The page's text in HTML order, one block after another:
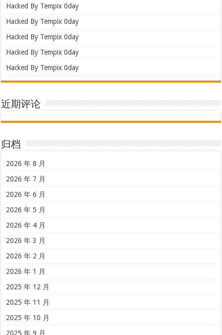
Hacked By Tempix 0day
Hacked By Tempix 0day
Hacked By Tempix 0day
Hacked By Tempix 0day
Hacked By Tempix 0day
近期评论
归档
2026 年 8 月
2026 年 7 月
2026 年 6 月
2026 年 5 月
2026 年 4 月
2026 年 3 月
2026 年 2 月
2026 年 1 月
2025 年 12 月
2025 年 11 月
2025 年 10 月
2025 年 9 月